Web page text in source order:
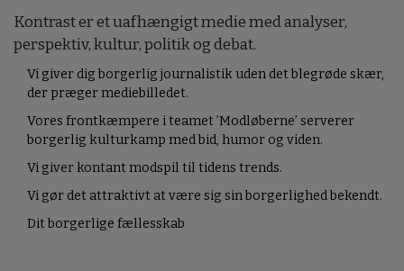
Kontrast er et uafhængigt medie med analyser,
perspektiv, kultur, politik og debat.
Vi giver dig borgerlig journalistik uden det blegrøde skær,
der præger mediebilledet.
Vores frontkæmpere i teamet ’Modløberne’ serverer
borgerlig kulturkamp med bid, humor og viden.
Vi giver kontant modspil til tidens trends.
Vi gør det attraktivt at være sig sin borgerlighed bekendt.
Dit borgerlige fællesskab